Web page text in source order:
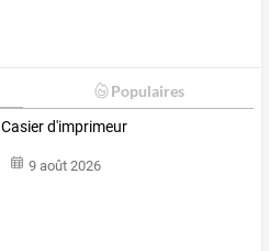
Populaires
Casier d'imprimeur
9 août 2026